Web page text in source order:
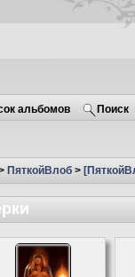
альбомов Поиск
ПяткойВлоб >